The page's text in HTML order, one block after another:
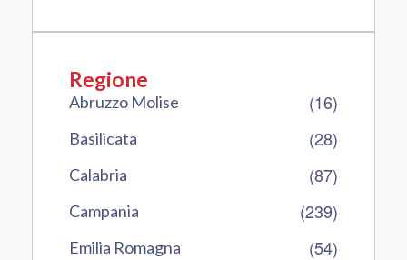
Regione
Abruzzo Molise (16)
Basilicata (28)
Calabria (87)
Campania (239)
Emilia Romagna (54)